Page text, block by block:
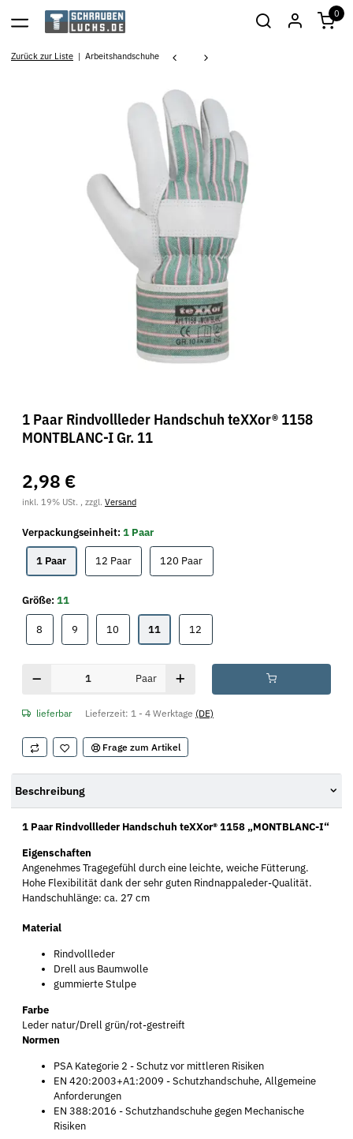
0
Zurück zur Liste Arbeitshandschuhe
1 Paar Rindvollleder Handschuh teXXor® 1158
MONTBLANC-I Gr. 11
2,98 €
inkl. 19% USt. , zzgl. Versand
Verpackungseinheit: 1 Paar
1 Paar1 Paar 12 Paar12 Paar120 Paar120 Paar
Größe: 11
8 99 10 1111 12
Paar
lieferbar Lieferzeit: 1 - 4 Werktage (DE)
Frage zum Artikel
Beschreibung
1 Paar Rindvollleder Handschuh teXXor® 1158 „MONTBLANC-I“
Eigenschaften
Angenehmes Tragegefühl durch eine leichte, weiche Fütterung.
Hohe Flexibilität dank der sehr guten Rindnappaleder-Qualität.
Handschuhlänge: ca. 27 cm
Material
Rindvollleder
Drell aus Baumwolle
gummierte Stulpe
Farbe
Leder natur/Drell grün/rot-gestreift
Normen
PSA Kategorie 2 - Schutz vor mittleren Risiken
EN 420:2003+A1:2009 - Schutzhandschuhe, Allgemeine
Anforderungen
EN 388:2016 - Schutzhandschuhe gegen Mechanische
Risiken